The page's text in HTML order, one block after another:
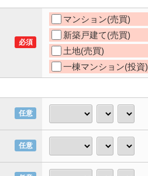
必須
マンション(売買)
新築戸建て(売買)
土地(売買)
一棟マンション(投資)
任意
任意